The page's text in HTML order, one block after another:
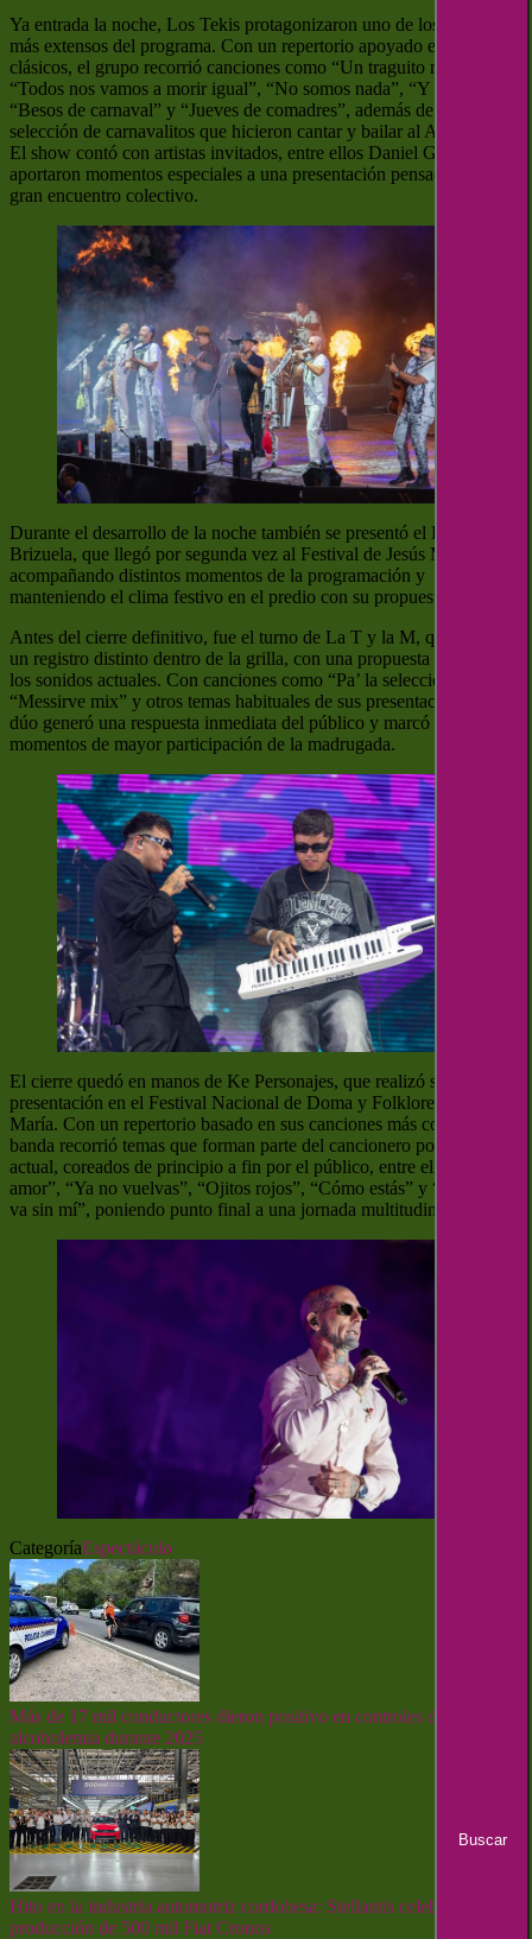
Ya entrada la noche, Los Tekis protagonizaron uno de los tramos
más extensos del programa. Con un repertorio apoyado en sus
clásicos, el grupo recorrió canciones como “Un traguito más”,
“Todos nos vamos a morir igual”, “No somos nada”, “Y qué pasó”,
“Besos de carnaval” y “Jueves de comadres”, además de una
selección de carnavalitos que hicieron cantar y bailar al Anfiteatro.
El show contó con artistas invitados, entre ellos Daniel Guardia, que
aportaron momentos especiales a una presentación pensada como un
gran encuentro colectivo.
Durante el desarrollo de la noche también se presentó el DJ Alejo
Brizuela, que llegó por segunda vez al Festival de Jesús María,
acompañando distintos momentos de la programación y
manteniendo el clima festivo en el predio con su propuesta musical.
Antes del cierre definitivo, fue el turno de La T y la M, que aportó
un registro distinto dentro de la grilla, con una propuesta vinculada a
los sonidos actuales. Con canciones como “Pa’ la selección”,
“Messirve mix” y otros temas habituales de sus presentaciones, el
dúo generó una respuesta inmediata del público y marcó uno de los
momentos de mayor participación de la madrugada.
El cierre quedó en manos de Ke Personajes, que realizó su segunda
presentación en el Festival Nacional de Doma y Folklore de Jesús
María. Con un repertorio basado en sus canciones más conocidas, la
banda recorrió temas que forman parte del cancionero popular
actual, coreados de principio a fin por el público, entre ellos “Adiós
amor”, “Ya no vuelvas”, “Ojitos rojos”, “Cómo estás” y “Cómo te
va sin mí”, poniendo punto final a una jornada multitudinaria.
CategoríaEspectáculo
Más de 17 mil conductores dieron positivo en controles de
alcoholemia durante 2025
Hito en la industria automotriz cordobesa: Stellantis celebra la
producción de 500 mil Fiat Cronos